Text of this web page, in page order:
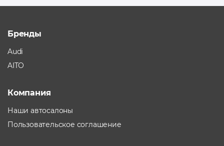
Бренды
Audi
AITO
Компания
Наши автосалоны
Пользовательское соглашение